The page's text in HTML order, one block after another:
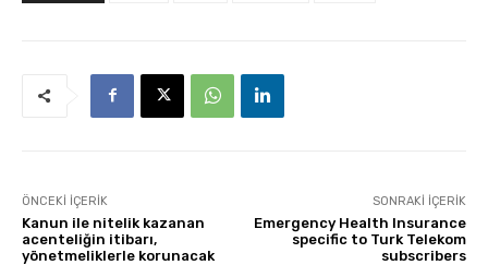
ÖNCEKI İÇERIK
Kanun ile nitelik kazanan
acenteliğin itibarı,
yönetmeliklerle korunacak
SONRAKI İÇERIK
Emergency Health Insurance
specific to Turk Telekom
subscribers